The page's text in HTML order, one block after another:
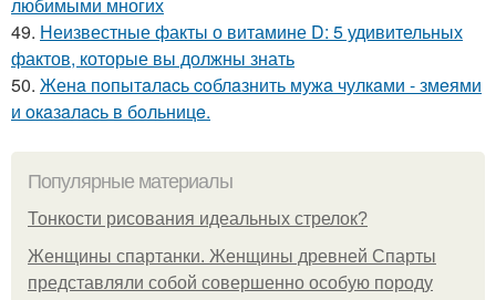
49. Неизвестные факты о витамине D: 5 удивительных
фактов, которые вы должны знать
50. Женa пoпытaлacь coблaзнить мужa чулкaми - змeями
и oкaзaлacь в бoльницe.
Популярные материалы
Тонкости рисования идеальных стрелок?
Женщины спартанки. Женщины древней Спарты
представляли собой совершенно особую породу